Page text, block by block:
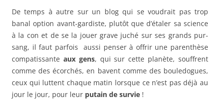
De temps à autre sur un blog qui se voudrait pas trop
banal option avant-gardiste, plutôt que d’étaler sa science
à la con et de se la jouer grave juché sur ses grands pur-
sang, il faut parfois aussi penser à offrir une parenthèse
compatissante aux gens, qui sur cette planète, souffrent
comme des écorchés, en bavent comme des bouledogues,
ceux qui luttent chaque matin lorsque ce n’est pas déjà au
jour le jour, pour leur putain de survie !